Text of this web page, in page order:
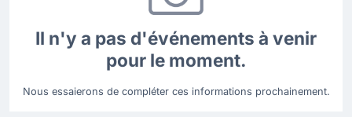
Il n'y a pas d'événements à venir
pour le moment.
Nous essaierons de compléter ces informations prochainement.